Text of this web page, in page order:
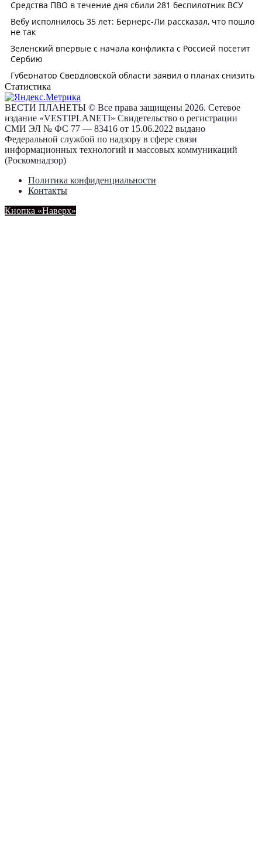
Статистика
ВЕСТИ ПЛАНЕТЫ © Все права защищены 2026. Сетевое
издание «VESTIPLANETI» Свидетельство о регистрации
СМИ ЭЛ № ФС 77 — 83416 от 15.06.2022 выдано
Федеральной службой по надзору в сфере связи
информационных технологий и массовых коммуникаций
(Роскомнадзор)
Политика конфиденциальности
Контакты
Кнопка «Наверх»